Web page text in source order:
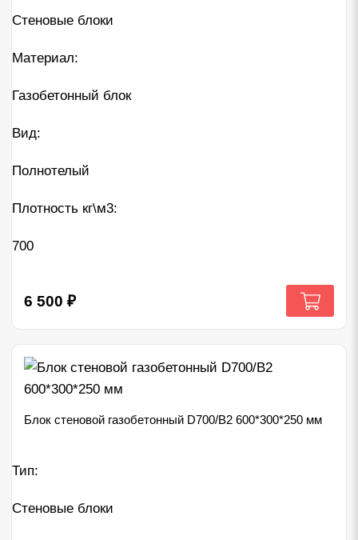
Стеновые блоки
Материал:
Газобетонный блок
Вид:
Полнотелый
Плотность кг\м3:
700
6 500 ₽
Блок стеновой газобетонный D700/B2 600*300*250 мм
Тип:
Стеновые блоки